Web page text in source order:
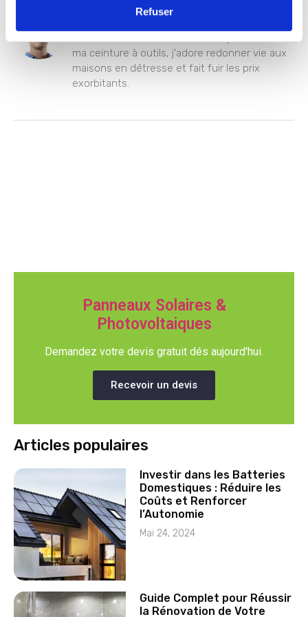
Refuser
ma ceinture à outils, j'adore redonner vie aux
maisons en détresse et fait fuir les prix
exorbitants.
Panneaux Solaires &
Photovoltaiques
Demandez votre devis gratuit dés aujourd'hui.
Recevoir un devis
Articles populaires
Investir dans les Batteries
Domestiques : Réduire les
Coûts et Renforcer
l’Autonomie
Mai 24, 2024
Guide Complet pour Réussir
la Rénovation de Votre